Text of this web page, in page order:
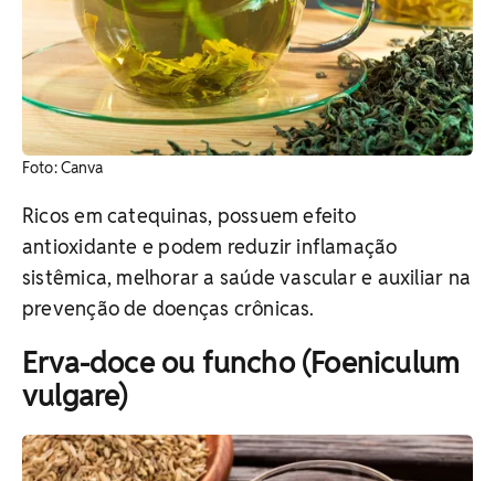
​Foto: Canva
Ricos em catequinas, possuem efeito
antioxidante e podem reduzir inflamação
sistêmica, melhorar a saúde vascular e auxiliar na
prevenção de doenças crônicas.
Erva-doce ou funcho (Foeniculum
vulgare)